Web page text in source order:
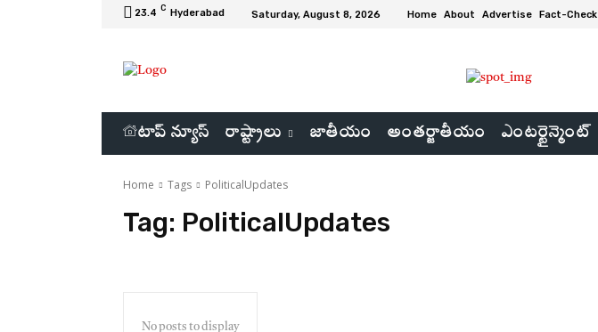
23.4 C Hyderabad Saturday, August 8, 2026 Home About Advertise Fact-Check
టాప్ న్యూస్ రాష్ట్రాలు జాతీయం అంతర్జాతీయం ఎంటర్టైన్మెంట్
Home Tags PoliticalUpdates
Tag: PoliticalUpdates
No posts to display